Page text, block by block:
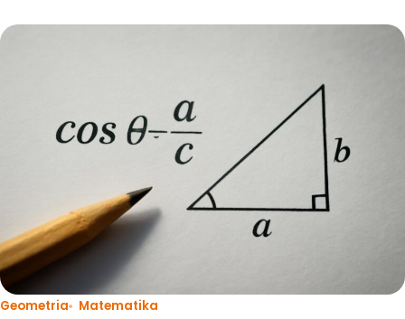
Geometria Matematika